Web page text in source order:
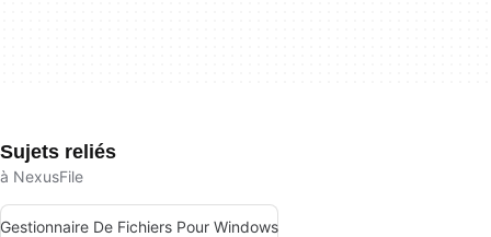
Sujets reliés
à NexusFile
Gestionnaire De Fichiers Pour Windows